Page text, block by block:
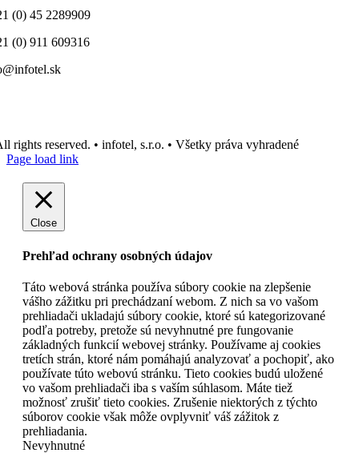
(0) 45 2289909
(0) 911 609316
rights reserved. • infotel, s.r.o. • Všetky práva vyhradené
Page load link
Close
Prehľad ochrany osobných údajov
Táto webová stránka používa súbory cookie na zlepšenie
vášho zážitku pri prechádzaní webom. Z nich sa vo vašom
prehliadači ukladajú súbory cookie, ktoré sú kategorizované
podľa potreby, pretože sú nevyhnutné pre fungovanie
základných funkcií webovej stránky. Používame aj cookies
tretích strán, ktoré nám pomáhajú analyzovať a pochopiť, ako
používate túto webovú stránku. Tieto cookies budú uložené
vo vašom prehliadači iba s vaším súhlasom. Máte tiež
možnosť zrušiť tieto cookies. Zrušenie niektorých z týchto
súborov cookie však môže ovplyvniť váš zážitok z
prehliadania.
Nevyhnutné